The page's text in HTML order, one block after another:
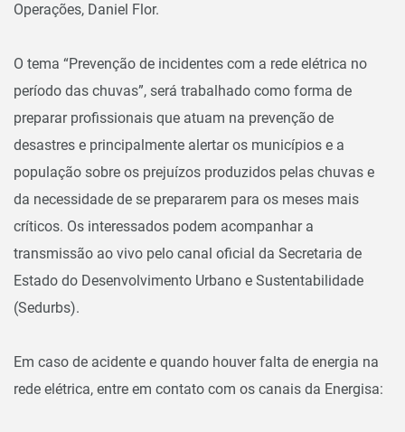
Operações, Daniel Flor.
O tema “Prevenção de incidentes com a rede elétrica no
período das chuvas”, será trabalhado como forma de
preparar profissionais que atuam na prevenção de
desastres e principalmente alertar os municípios e a
população sobre os prejuízos produzidos pelas chuvas e
da necessidade de se prepararem para os meses mais
críticos. Os interessados podem acompanhar a
transmissão ao vivo pelo canal oficial da Secretaria de
Estado do Desenvolvimento Urbano e Sustentabilidade
(Sedurbs).
Em caso de acidente e quando houver falta de energia na
rede elétrica, entre em contato com os canais da Energisa: